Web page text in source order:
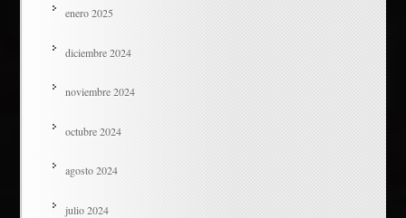
enero 2025
diciembre 2024
noviembre 2024
octubre 2024
agosto 2024
julio 2024